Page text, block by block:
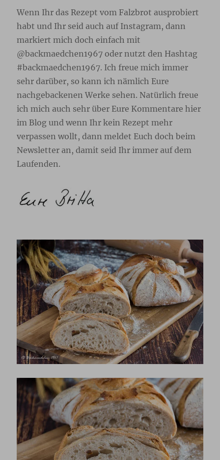
Wenn Ihr das Rezept vom Falzbrot ausprobiert
habt und Ihr seid auch auf Instagram, dann
markiert mich doch einfach mit
@backmaedchen1967 oder nutzt den Hashtag
#backmaedchen1967. Ich freue mich immer
sehr darüber, so kann ich nämlich Eure
nachgebackenen Werke sehen. Natürlich freue
ich mich auch sehr über Eure Kommentare hier
im Blog und wenn Ihr kein Rezept mehr
verpassen wollt, dann meldet Euch doch beim
Newsletter an, damit seid Ihr immer auf dem
Laufenden.